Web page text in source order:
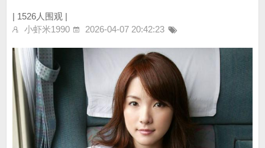
| 1526人围观 |
小虾米1990
2026-04-07 20:42:23